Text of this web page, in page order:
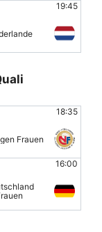
19:45
18:35
Frauen
16:00